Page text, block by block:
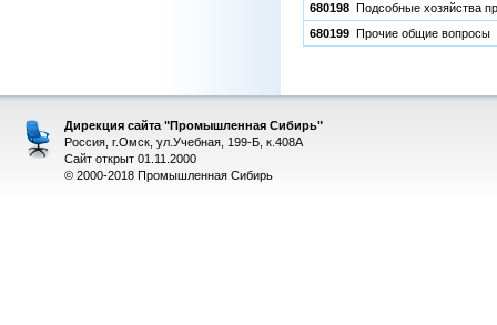
680198 Подсобные хозяйства
680199 Прочие общие вопросы
Дирекция сайта "Промышленная Сибирь"
Россия, г.Омск, ул.Учебная, 199-Б, к.408А
Сайт открыт 01.11.2000
© 2000-2018 Промышленная Сибирь